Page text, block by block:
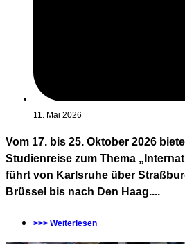
11. Mai 2026
Vom 17. bis 25. Oktober 2026
Studienreise zum Thema
führt von Karlsruhe über
Brüssel bis nach Den Haag....
>>> Weiterlesen